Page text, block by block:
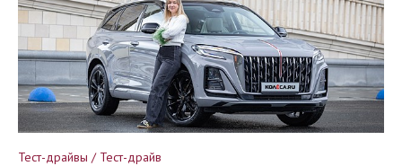
Тест-драйвы / Тест-драйв